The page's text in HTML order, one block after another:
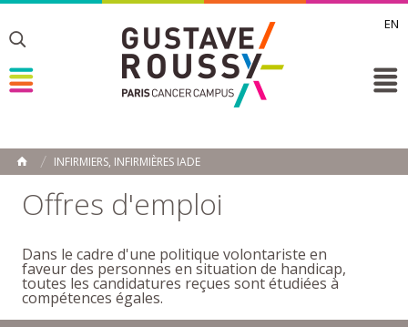
EN
Toggle
Toggle
ACCUEIL
INFIRMIERS, INFIRMIÈRES IADE
Offres d'emploi
Dans le cadre d'une politique volontariste en
faveur des personnes en situation de handicap,
toutes les candidatures reçues sont étudiées à
compétences égales.